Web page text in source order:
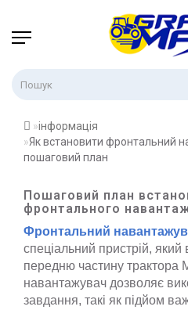
інформація
Як встановити фронтальний
пошаговий план
Пошаговий план
фронтального
Фронтальний
спеціальний пристрій,
передню частину трактора
навантажувач дозволяє
завдання, такі як підйом